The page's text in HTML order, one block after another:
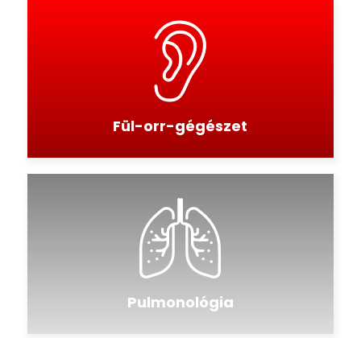
Fül-orr-gégészet
Pulmonológia